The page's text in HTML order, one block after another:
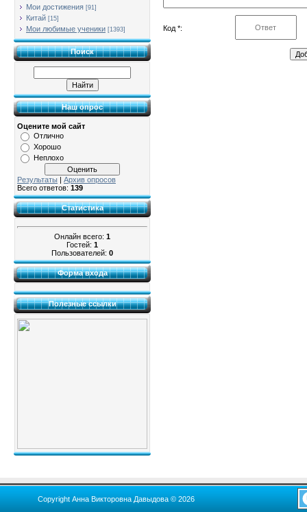
Мои достижения [91]
Китай [15]
Мои любимые ученики [1393]
Поиск
Наш опрос
Оцените мой сайт
Отлично
Хорошо
Неплохо
Результаты | Архив опросов
Всего ответов: 139
Статистика
Онлайн всего: 1
Гостей: 1
Пользователей: 0
Форма входа
Полезные ссылки
Код *:
Copyright Анна Викторовна Давыдова © 2026